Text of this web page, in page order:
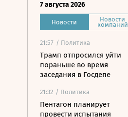
7 августа 2026
Новости Новости
компаний
21:57 / Политика
Трамп отпросился уйти
пораньше во время
заседания в Госдепе
21:32 / Политика
Пентагон планирует
провести испытания